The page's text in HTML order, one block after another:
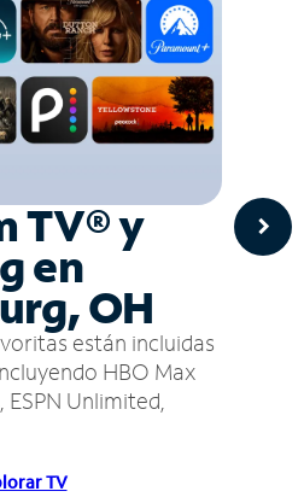
TV® y
en
OH
están incluidas
HBO Max
Unlimited,
TV